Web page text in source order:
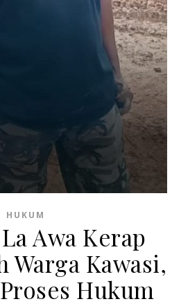
HUKUM
Awa Kerap
Warga Kawasi,
Hukum